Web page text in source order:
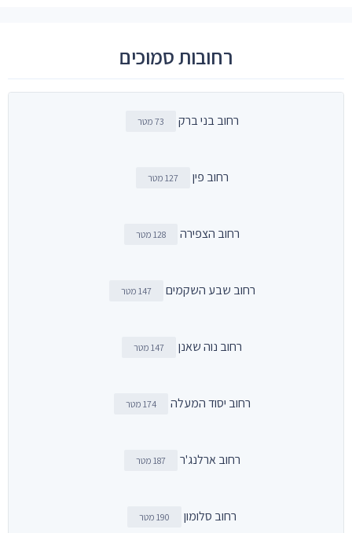
רחובות סמוכים
רחוב בני ברק 73 מטר
רחוב פין 127 מטר
רחוב הצפירה 128 מטר
רחוב שבע השקמים 147 מטר
רחוב נוה שאנן 147 מטר
רחוב יסוד המעלה 174 מטר
רחוב ארלנג'ר 187 מטר
רחוב סלומון 190 מטר